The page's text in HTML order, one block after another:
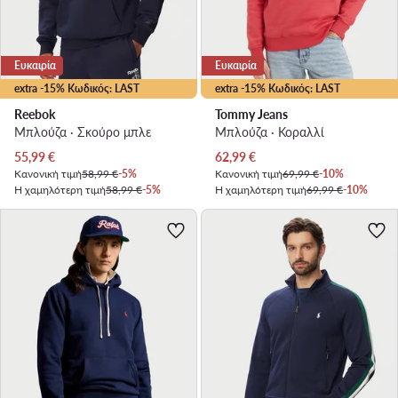
extra -15% Κωδικός: LAST
Ευκαιρία
Reebok
Μπλούζα · Σκούρο μπλε
Τρέχουσα τιμή
55,99€
Κανονική τιμή58,99 €-5%
Η χαμηλότερη τιμή58,99 €-5%
extra -15% Κωδικός: LAST
Ευκαιρία
Tommy Jeans
Μπλούζα · Κοραλλί
Τρέχουσα τιμή
62,99€
Κανονική τιμή69,99 €-10%
Η χαμηλότερη τιμή69,99 €-10%